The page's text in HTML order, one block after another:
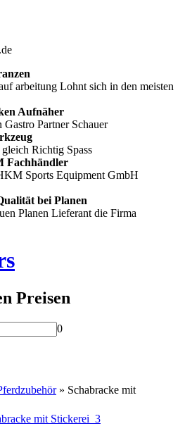
arbeitung Lohnt sich in den meisten
Aufnäher
Partner Schauer
Richtig Spass
Fachhändler
Sports Equipment GmbH
bei Planen
Planen Lieferant die Firma
Preisen
0
» Schabracke mit